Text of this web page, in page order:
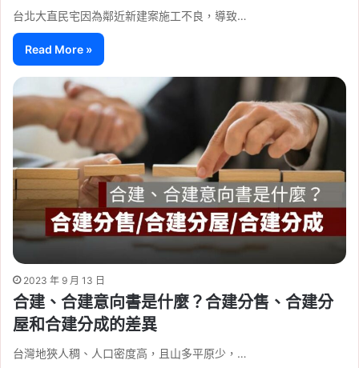
台北大直民宅因為鄰近新建案施工不良，導致…
Read More »
2023 年 9 月 13 日
合建、合建意向書是什麼？合建分售、合建分
屋和合建分成的差異
台灣地狹人稠、人口密度高，且山多平原少，…